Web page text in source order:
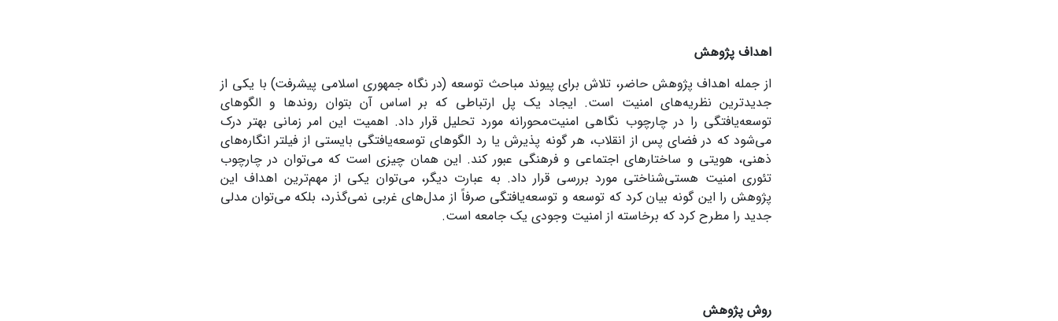
اهداف پژوهش
از جمله اهداف پژوهش حاضر، تلاش برای پیوند مباحث توسعه (در نگاه جمهوری اسلامی پیشرفت) با یکی از
جدیدترین نظریه‌های امنیت است. ایجاد یک پل ارتباطی که بر اساس آن بتوان روندها و الگوهای
توسعه‌یافتگی را در چارچوب نگاهی امنیت‌محورانه مورد تحلیل قرار داد. اهمیت این امر زمانی بهتر درک
می‌شود که در فضای پس از انقلاب، هر گونه پذیرش یا رد الگوهای توسعه‌یافتگی بایستی از فیلتر انگاره‌های
ذهنی، هویتی و ساختارهای اجتماعی و فرهنگی عبور کند. این همان چیزی است که می‌توان در چارچوب
تئوری امنیت هستی‌شناختی مورد بررسی قرار داد. به عبارت دیگر، می‌توان یکی از مهم‌ترین اهداف این
پژوهش را این گونه بیان کرد که توسعه و توسعه‌یافتگی صرفاً از مدل‌های غربی نمی‌گذرد، بلکه می‌توان مدلی
جدید را مطرح کرد که برخاسته از امنیت وجودی یک جامعه است.
روش پژوهش